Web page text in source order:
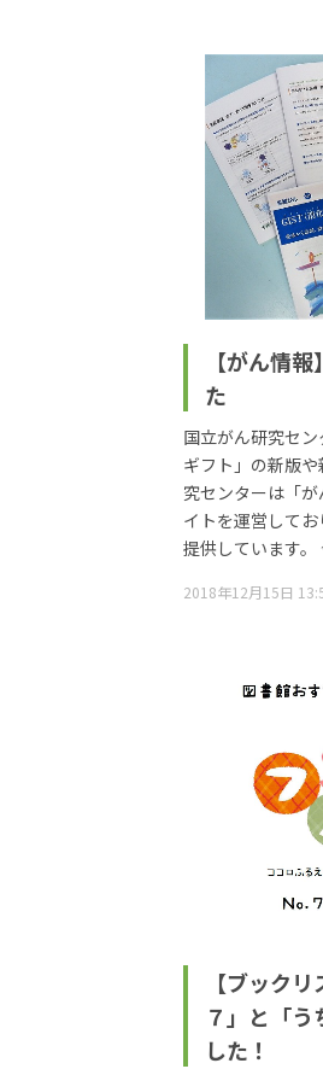
【がん情
た
国立がん研究セ
ギフト」の新版
究センターは「
イトを運営して
提供しています。
2018年12月15日
【ブック
７」と「
した！